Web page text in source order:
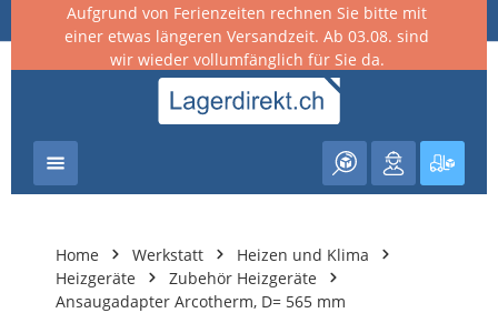
springen
Aufgrund von Ferienzeiten rechnen Sie bitte mit
einer etwas längeren Versandzeit. Ab 03.08. sind
wir wieder vollumfänglich für Sie da.
Home Werkstatt
Heizen und Klima
Heizgeräte
Zubehör Heizgeräte
Ansaugadapter Arcotherm, D= 565 mm